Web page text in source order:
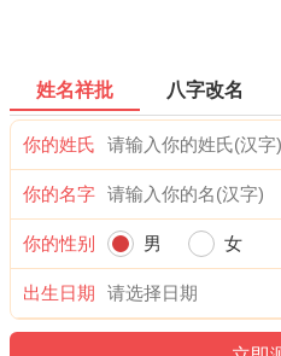
姓名祥批 八字改名
你的姓氏
你的名字
你的性别 男 女
出生日期